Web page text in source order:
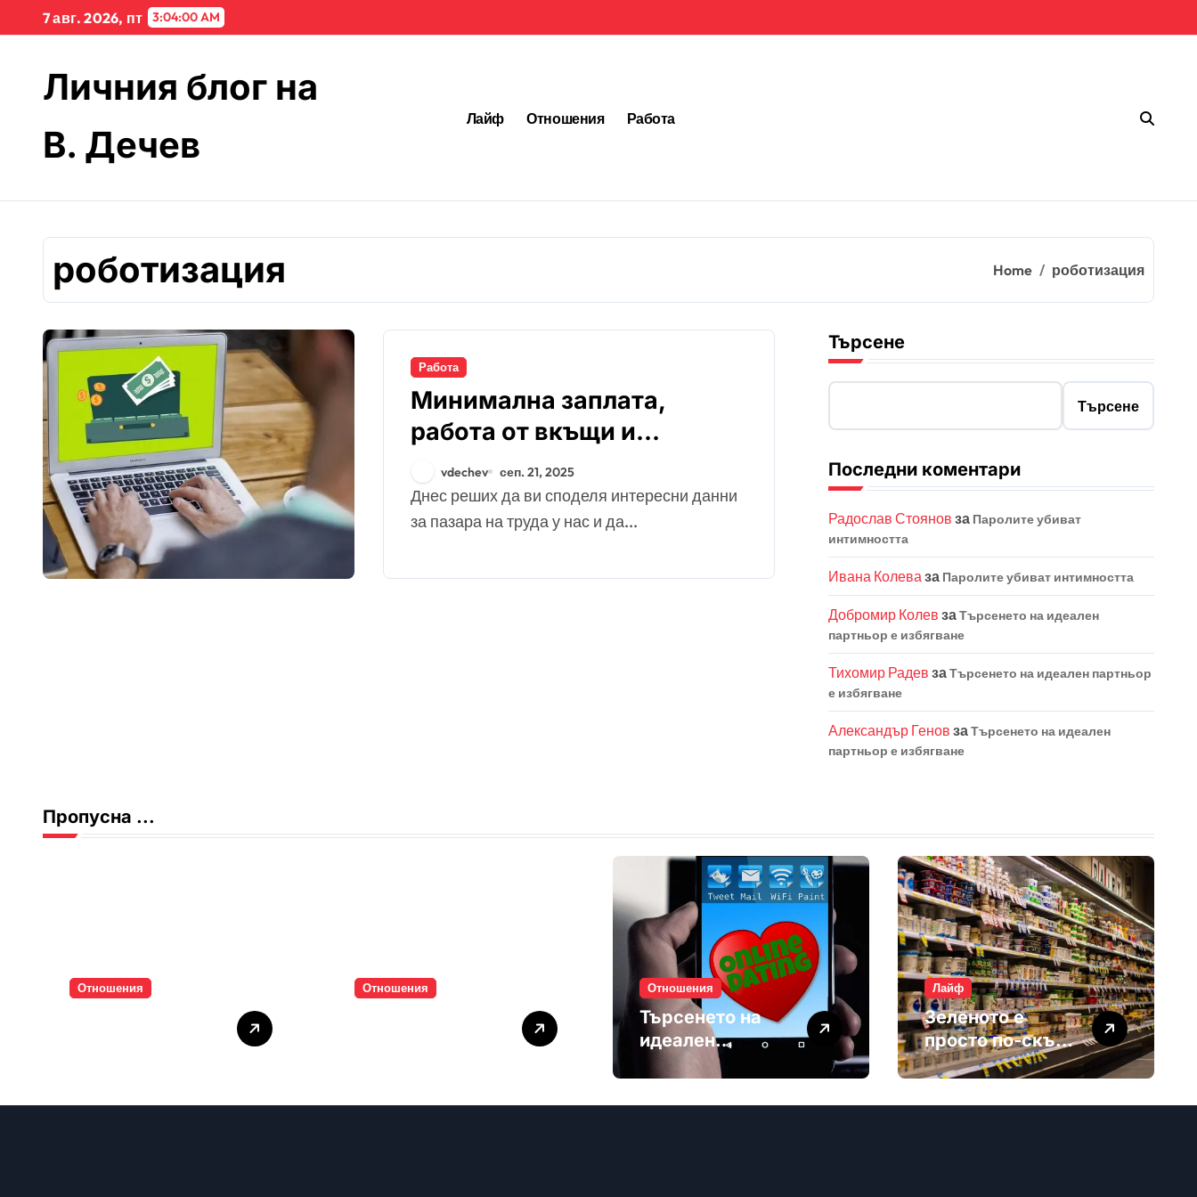
7 авг. 2026, пт 3:04:00 AM
Личния блог на
В. Дечев
Лайф Отношения Работа
роботизация Home роботизация
Работа
Минимална заплата,
работа от вкъщи и
роботизация – накъде
върви трудовият пазар
vdechev сеп. 21, 2025
Днес реших да ви споделя интересни данни
за пазара на труда у нас и да...
Търсене
Търсене
Последни коментари
Радослав Стоянов за Паролите убиват
интимността
Ивана Колеваза Паролите убиват интимността
Добромир Колев заТърсенето на идеален
партньор е избягване
Тихомир Радев заТърсенето на идеален партньор
е избягване
Александър Генов заТърсенето на идеален
партньор е избягване
Пропусна ...
Отношения Отношения Отношения
Търсенето на
идеален
партньор е
Лайф
Зеленото е
просто по-скъп
маркетинг